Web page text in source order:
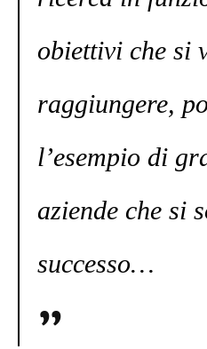
obiettivi che si
raggiungere,
l’esempio di
aziende che si
successo…